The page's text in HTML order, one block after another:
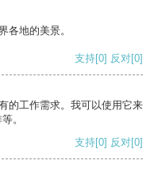
各地的美景。
支持[0] 反对[0]
的工作需求。我可以使用它来
。
支持[0] 反对[0]